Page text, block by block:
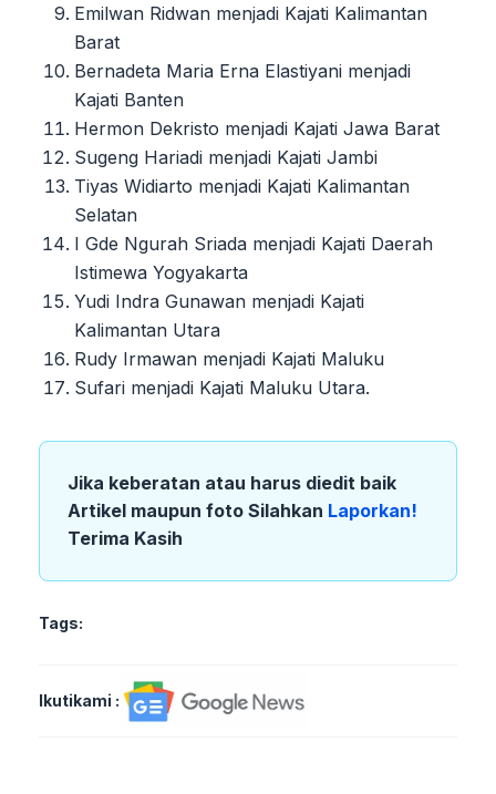
Emilwan Ridwan menjadi Kajati Kalimantan
Barat
Bernadeta Maria Erna Elastiyani menjadi
Kajati Banten
Hermon Dekristo menjadi Kajati Jawa Barat
Sugeng Hariadi menjadi Kajati Jambi
Tiyas Widiarto menjadi Kajati Kalimantan
Selatan
I Gde Ngurah Sriada menjadi Kajati Daerah
Istimewa Yogyakarta
Yudi Indra Gunawan menjadi Kajati
Kalimantan Utara
Rudy Irmawan menjadi Kajati Maluku
Sufari menjadi Kajati Maluku Utara.
Jika keberatan atau harus diedit baik
Artikel maupun foto Silahkan Laporkan!
Terima Kasih
Tags:
Ikutikami :